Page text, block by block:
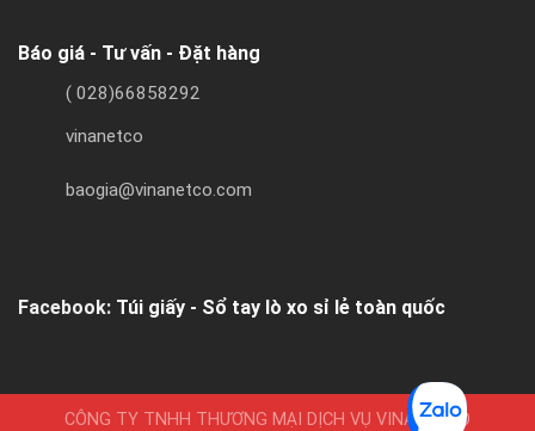
Báo giá - Tư vấn - Đặt hàng
( 028)66858292
vinanetco
baogia@vinanetco.com
Facebook: Túi giấy - Sổ tay lò xo sỉ lẻ toàn quốc
CÔNG TY TNHH THƯƠNG MẠI DỊCH VỤ VINANETCO